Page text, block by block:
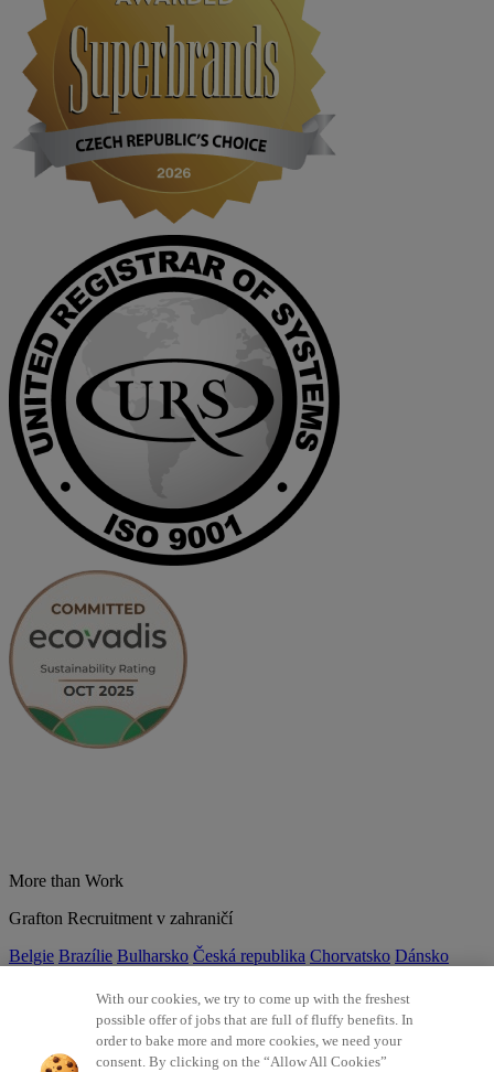
More than Work
Grafton Recruitment v zahraničí
Belgie Brazílie Bulharsko Česká republika Chorvatsko Dánsko
Německo Nizozemsko Norsko Polsko Portugalsko
Slovensko Španělsko Srbsko Švýcarsko Turecko
With our cookies, we try to come up with the freshest
possible offer of jobs that are full of fluffy benefits. In
order to bake more and more cookies, we need your
consent. By clicking on the “Allow All Cookies”